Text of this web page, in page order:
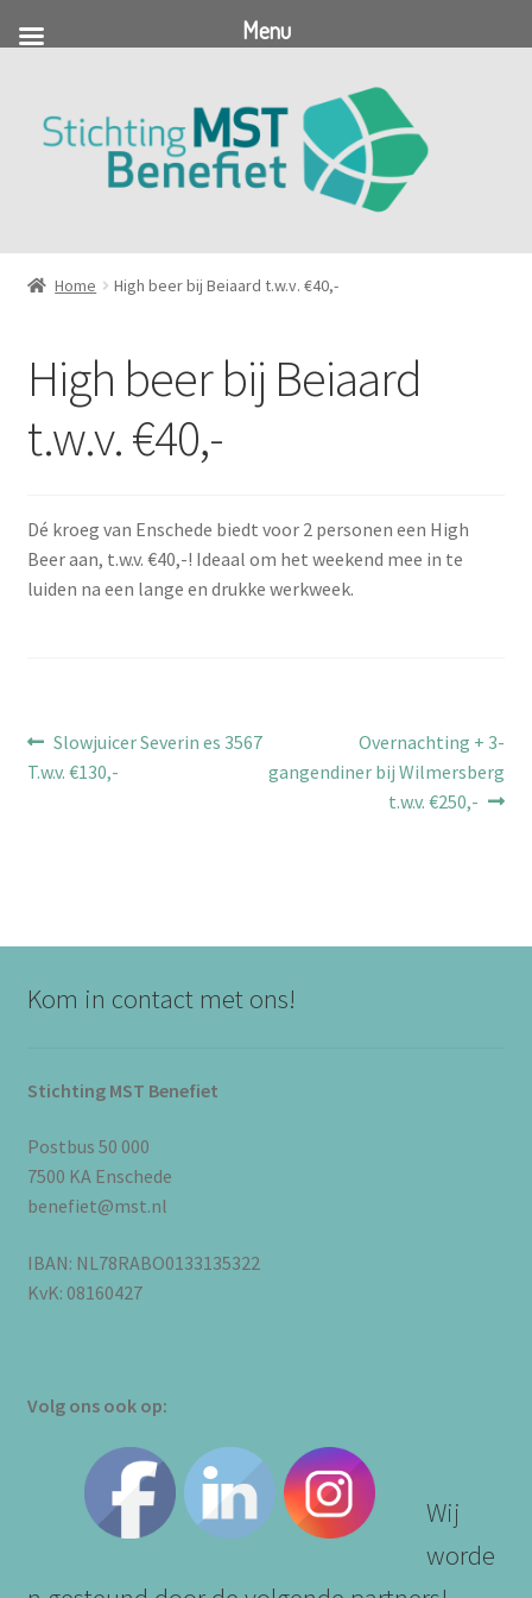
door
naar
naar
de
Home High beer bij Beiaard t.w.v. €40,-
High beer bij Beiaard
t.w.v. €40,-
Dé kroeg van Enschede biedt voor 2 personen een High
Beer aan, t.w.v. €40,-! Ideaal om het weekend mee in te
luiden na een lange en drukke werkweek.
Bericht
navigatie
Vorig
bericht:
Slowjuicer Severin es 3567
T.w.v. €130,-
Volgend
bericht:
Overnachting + 3-
gangendiner bij Wilmersberg
t.w.v. €250,-
Kom in contact met ons!
Stichting MST Benefiet
Postbus 50 000
7500 KA Enschede
benefiet@mst.nl
IBAN: NL78RABO0133135322
KvK: 08160427
Volg ons ook op:
Wij
worde
Menu